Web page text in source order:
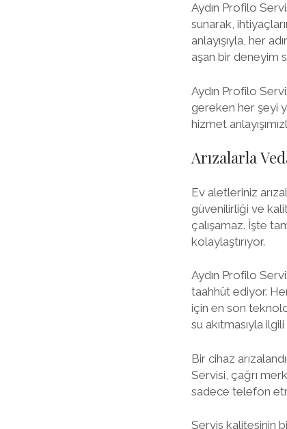
Aydın Profilo
sunarak,
anlayışıyla, her
aşan bir deneyim
Aydın Profilo
gereken her şeyi
hizmet
Arızalarla
Ev aletleriniz
güvenilirliği ve
çalışamaz. İşte
kolaylaştırıyor.
Aydın Profilo
taahhüt ediyor.
için en son
su akıtmasıyla
Bir cihaz
Servisi, çağrı
sadece telefon
Servis kalitesinin